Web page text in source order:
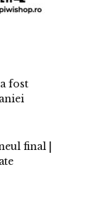
fost
final |